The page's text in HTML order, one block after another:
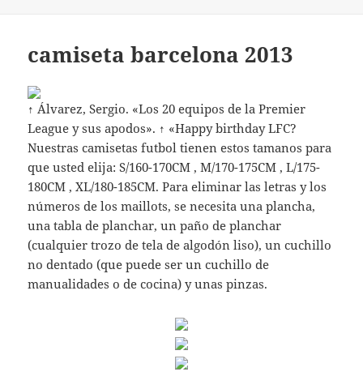
camiseta barcelona 2013
↑ Álvarez, Sergio. «Los 20 equipos de la Premier
League y sus apodos». ↑ «Happy birthday LFC?
Nuestras camisetas futbol tienen estos tamanos para
que usted elija: S/160-170CM , M/170-175CM , L/175-
180CM , XL/180-185CM. Para eliminar las letras y los
números de los maillots, se necesita una plancha,
una tabla de planchar, un paño de planchar
(cualquier trozo de tela de algodón liso), un cuchillo
no dentado (que puede ser un cuchillo de
manualidades o de cocina) y unas pinzas.